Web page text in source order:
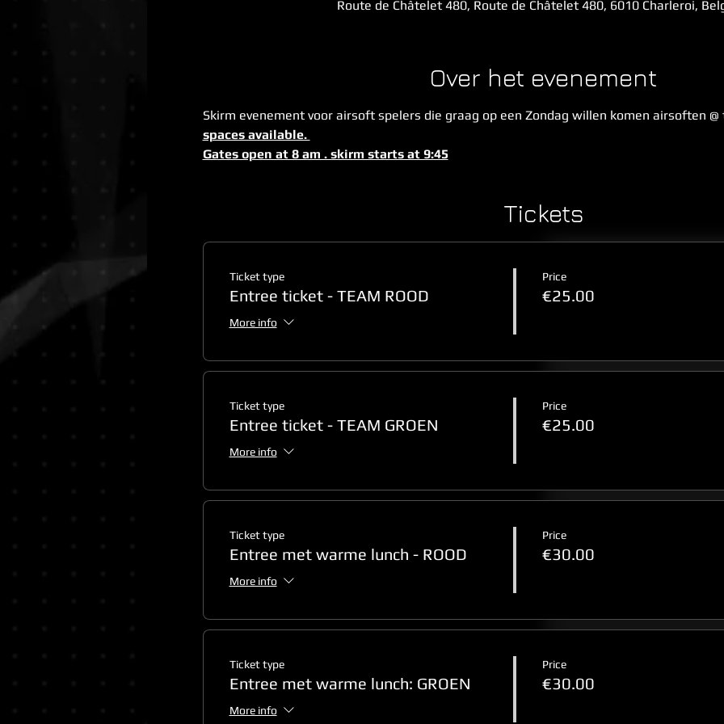
Route de Châtelet 480, Route de Châtelet 480, 6010 Charleroi,
Over het evenement
Skirm evenement voor airsoft spelers die graag op een Zondag willen komen airsoften @
spaces available.
Gates open at 8 am . skirm starts at 9:45
Tickets
Ticket type
Entree ticket - TEAM ROOD
More info
Price
€25.00
Ticket type
Entree ticket - TEAM GROEN
More info
Price
€25.00
Ticket type
Entree met warme lunch - ROOD
More info
Price
€30.00
Ticket type
Entree met warme lunch: GROEN
More info
Price
€30.00